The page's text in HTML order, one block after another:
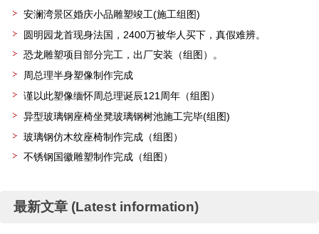
安澜湾景区婚庆小品雕塑竣工(施工组图)
圆明园龙首现身法国，2400万被华人买下，真假难辨。
恐龙雕塑项目部分完工，出厂安装（组图）。
周总理半身塑像制作完成
谨以此塑像缅怀周总理诞辰121周年（组图）
异型玻璃钢座椅坐凳玻璃钢树池施工完毕(组图)
玻璃钢仿木纹座椅制作完成（组图）
不锈钢国徽雕塑制作完成（组图）
最新文章 (Latest information)